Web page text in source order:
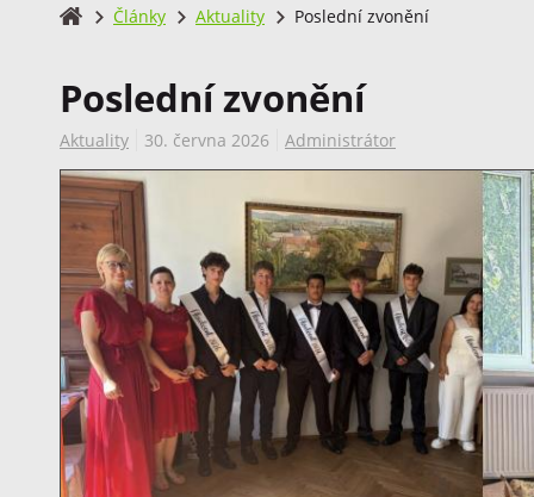
Články Aktuality Poslední zvonění
Poslední zvonění
Aktuality 30. června 2026 Administrátor